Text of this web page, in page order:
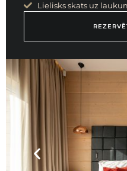
Lielisks skats uz